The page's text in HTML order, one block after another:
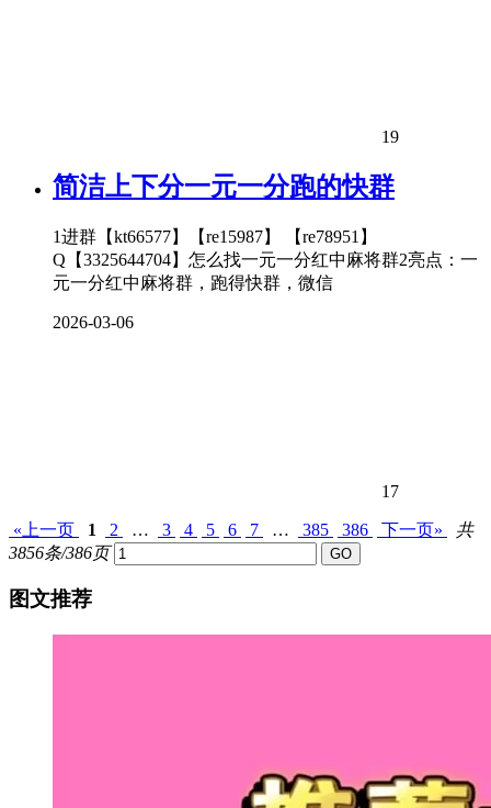
19
简洁上下分一元一分跑的快群
1进群【kt66577】【re15987】 【re78951】
Q【3325644704】怎么找一元一分红中麻将群2亮点：一
元一分红中麻将群，跑得快群，微信
2026-03-06
17
«上一页 1 2 … 3 4 5 6 7 … 385 386 下一页»
共
3856条/386页
图文推荐